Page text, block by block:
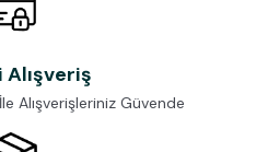
Alışveriş
Alışverişleriniz Güvende